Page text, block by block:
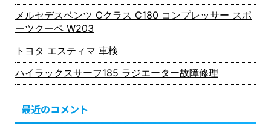
メルセデスベンツ Cクラス C180 コンプレッサー スポ
ーツクーペ W203
トヨタ エスティマ 車検
ハイラックスサーフ185 ラジエーター故障修理
最近のコメント